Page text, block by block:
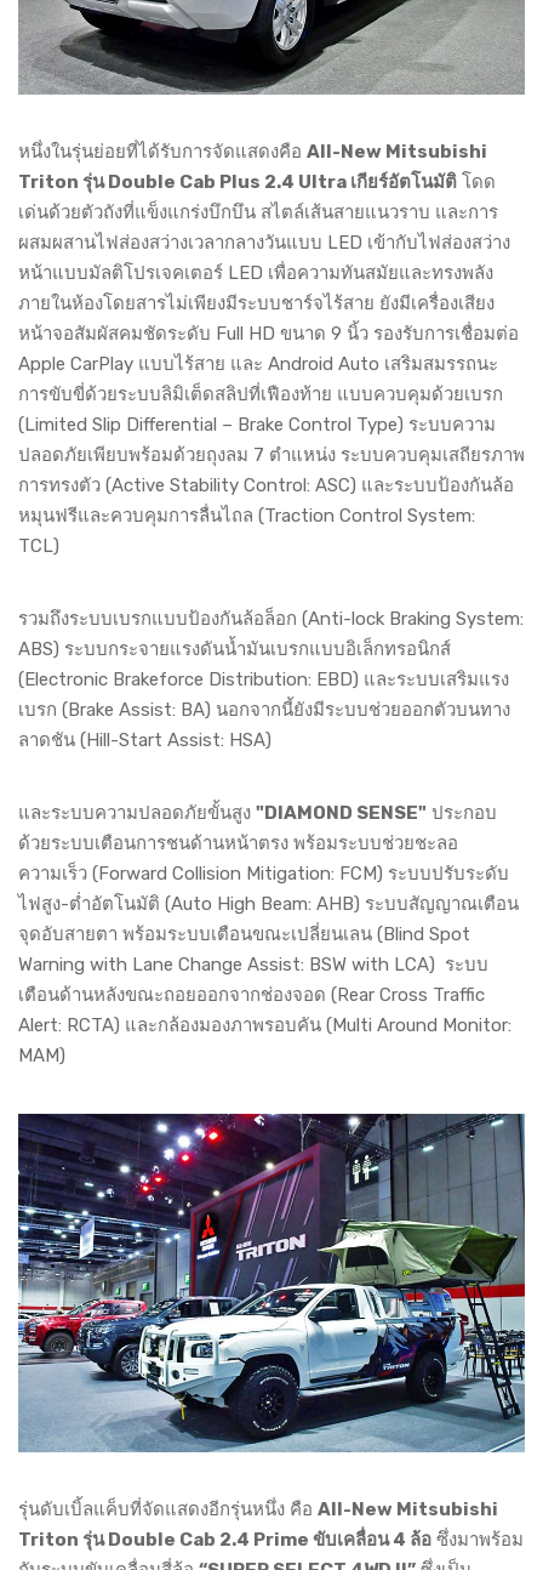
หนึ่งในรุ่นย่อยที่ได้รับการจัดแสดงคือ All-New Mitsubishi
Triton รุ่น Double Cab Plus 2.4 Ultra เกียร์อัตโนมัติ โดด
เด่นด้วยตัวถังที่แข็งแกร่งบึกบึน สไตล์เส้นสายแนวราบ และการ
ผสมผสานไฟส่องสว่างเวลากลางวันแบบ LED เข้ากับไฟส่องสว่าง
หน้าแบบมัลติโปรเจคเตอร์ LED เพื่อความทันสมัยและทรงพลัง
ภายในห้องโดยสารไม่เพียงมีระบบชาร์จไร้สาย ยังมีเครื่องเสียง
หน้าจอสัมผัสคมชัดระดับ Full HD ขนาด 9 นิ้ว รองรับการเชื่อมต่อ
Apple CarPlay แบบไร้สาย และ Android Auto เสริมสมรรถนะ
การขับขี่ด้วยระบบลิมิเต็ดสลิปที่เฟืองท้าย แบบควบคุมด้วยเบรก
(Limited Slip Differential – Brake Control Type) ระบบความ
ปลอดภัยเพียบพร้อมด้วยถุงลม 7 ตำแหน่ง ระบบควบคุมเสถียรภาพ
การทรงตัว (Active Stability Control: ASC) และระบบป้องกันล้อ
หมุนฟรีและควบคุมการลื่นไถล (Traction Control System:
TCL)
รวมถึงระบบเบรกแบบป้องกันล้อล็อก (Anti-lock Braking System:
ABS) ระบบกระจายแรงดันน้ำมันเบรกแบบอิเล็กทรอนิกส์
(Electronic Brakeforce Distribution: EBD) และระบบเสริมแรง
เบรก (Brake Assist: BA) นอกจากนี้ยังมีระบบช่วยออกตัวบนทาง
ลาดชัน (Hill-Start Assist: HSA)
และระบบความปลอดภัยขั้นสูง "DIAMOND SENSE" ประกอบ
ด้วยระบบเตือนการชนด้านหน้าตรง พร้อมระบบช่วยชะลอ
ความเร็ว (Forward Collision Mitigation: FCM) ระบบปรับระดับ
ไฟสูง-ต่ำอัตโนมัติ (Auto High Beam: AHB) ระบบสัญญาณเตือน
จุดอับสายตา พร้อมระบบเตือนขณะเปลี่ยนเลน (Blind Spot
Warning with Lane Change Assist: BSW with LCA) ระบบ
เตือนด้านหลังขณะถอยออกจากช่องจอด (Rear Cross Traffic
Alert: RCTA) และกล้องมองภาพรอบคัน (Multi Around Monitor:
MAM)
รุ่นดับเบิ้ลแค็บที่จัดแสดงอีกรุ่นหนึ่ง คือ All-New Mitsubishi
Triton รุ่น Double Cab 2.4 Prime ขับเคลื่อน 4 ล้อ ซึ่งมาพร้อม